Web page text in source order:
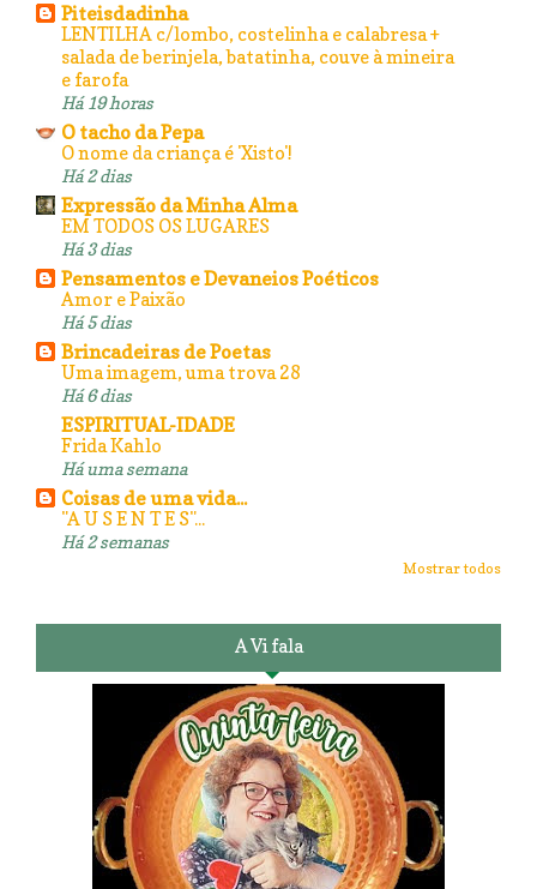
Piteisdadinha
LENTILHA c/lombo, costelinha e calabresa +
salada de berinjela, batatinha, couve à mineira
e farofa
Há 19 horas
O tacho da Pepa
O nome da criança é 'Xisto'!
Há 2 dias
Expressão da Minha Alma
EM TODOS OS LUGARES
Há 3 dias
Pensamentos e Devaneios Poéticos
Amor e Paixão
Há 5 dias
Brincadeiras de Poetas
Uma imagem, uma trova 28
Há 6 dias
ESPIRITUAL-IDADE
Frida Kahlo
Há uma semana
Coisas de uma vida...
"A U S E N T E S"...
Há 2 semanas
Mostrar todos
A Vi fala